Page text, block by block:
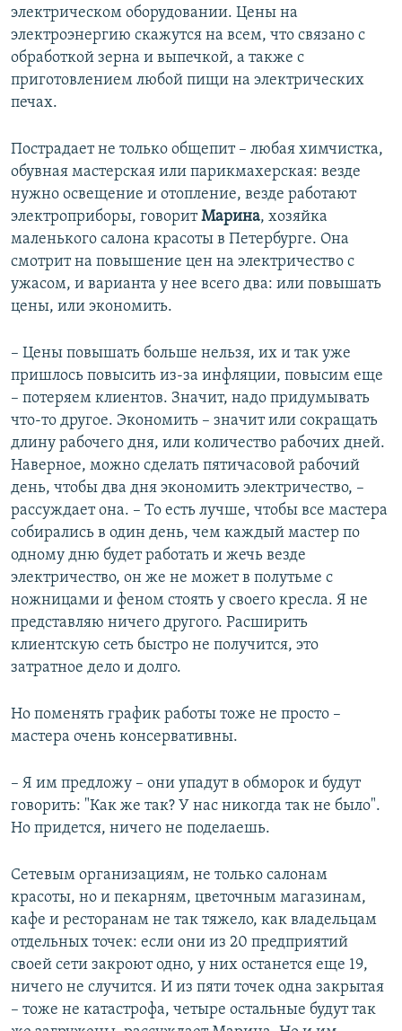
электрическом оборудовании. Цены на
электроэнергию скажутся на всем, что связано с
обработкой зерна и выпечкой, а также с
приготовлением любой пищи на электрических
печах.
Пострадает не только общепит – любая химчистка,
обувная мастерская или парикмахерская: везде
нужно освещение и отопление, везде работают
электроприборы, говоритМарина, хозяйка
маленького салона красоты в Петербурге. Она
смотрит на повышение цен на электричество с
ужасом, и варианта у нее всего два: или повышать
цены, или экономить.
– Цены повышать больше нельзя, их и так уже
пришлось повысить из-за инфляции, повысим еще
– потеряем клиентов. Значит, надо придумывать
что-то другое. Экономить – значит или сокращать
длину рабочего дня, или количество рабочих дней.
Наверное, можно сделать пятичасовой рабочий
день, чтобы два дня экономить электричество, –
рассуждает она. – То есть лучше, чтобы все мастера
собирались в один день, чем каждый мастер по
одному дню будет работать и жечь везде
электричество, он же не может в полутьме с
ножницами и феном стоять у своего кресла. Я не
представляю ничего другого. Расширить
клиентскую сеть быстро не получится, это
затратное дело и долго.
Но поменять график работы тоже не просто –
мастера очень консервативны.
– Я им предложу – они упадут в обморок и будут
говорить: "Как же так? У нас никогда так не было".
Но придется, ничего не поделаешь.
Сетевым организациям, не только салонам
красоты, но и пекарням, цветочным магазинам,
кафе и ресторанам не так тяжело, как владельцам
отдельных точек: если они из 20 предприятий
своей сети закроют одно, у них останется еще 19,
ничего не случится. И из пяти точек одна закрытая
– тоже не катастрофа, четыре остальные будут так